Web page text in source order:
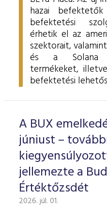
hazai
befektetési
érhetik el az
szektorait,
és a Solana
termékeket,
befektetési
A BUX
júniust –
jellemezte a
Értéktőzsdét
2026. júl. 01.